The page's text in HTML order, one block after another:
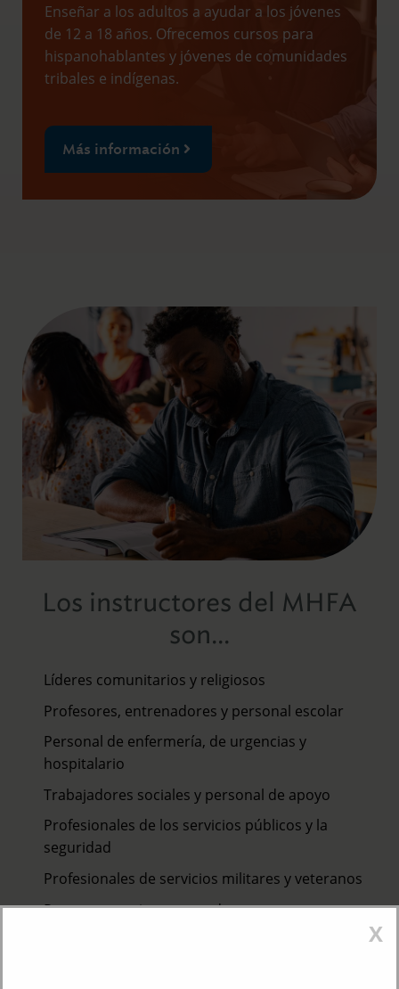
Enseñar a los adultos a ayudar a los jóvenes
de 12 a 18 años. Ofrecemos cursos para
hispanohablantes y jóvenes de comunidades
tribales e indígenas.
Más información
Los instructores del MHFA
son...
Líderes comunitarios y religiosos
Profesores, entrenadores y personal escolar
Personal de enfermería, de urgencias y
hospitalario
Trabajadores sociales y personal de apoyo
Profesionales de los servicios públicos y la
seguridad
Profesionales de servicios militares y veteranos
Personas corrientes que desean aumentar su
X